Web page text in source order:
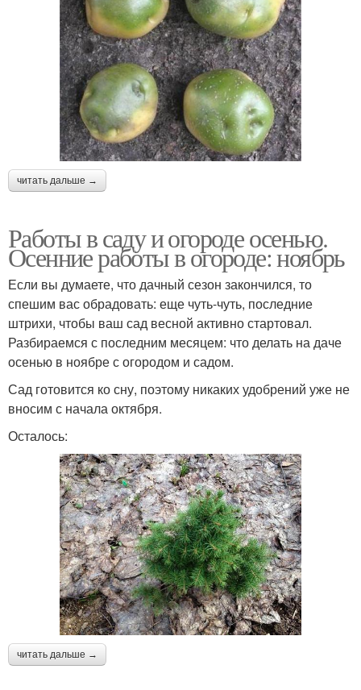
читать дальше →
Работы в саду и огороде осенью.
Осенние работы в огороде: ноябрь
Если вы думаете, что дачный сезон закончился, то
спешим вас обрадовать: еще чуть-чуть, последние
штрихи, чтобы ваш сад весной активно стартовал.
Разбираемся с последним месяцем: что делать на даче
осенью в ноябре с огородом и садом.
Сад готовится ко сну, поэтому никаких удобрений уже не
вносим с начала октября.
Осталось:
читать дальше →